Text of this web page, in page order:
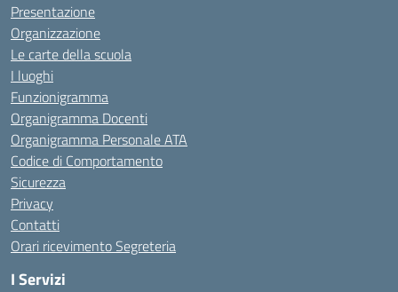
Presentazione
Organizzazione
Le carte della scuola
I luoghi
Funzionigramma
Organigramma Docenti
Organigramma Personale ATA
Codice di Comportamento
Sicurezza
Privacy
Contatti
Orari ricevimento Segreteria
I Servizi